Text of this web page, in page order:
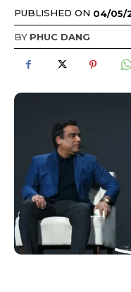
PUBLISHED ON 04/05/
BY PHUC DANG